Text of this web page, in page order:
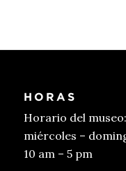
HORAS
Horario del museo:
miércoles –
10 am – 5 pm